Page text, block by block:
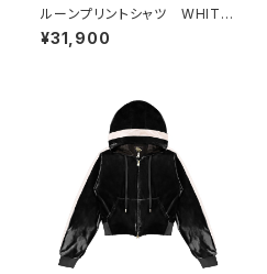
ルーンプリントシャツ WHITE
×SILVER
¥31,900